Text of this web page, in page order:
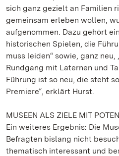
sich ganz gezielt an Familien
gemeinsam erleben wollen,
aufgenommen. Dazu gehört
historischen Spielen, die
muss leiden“ sowie, ganz neu,
Rundgang mit Laternen und
Führung ist so neu, die steht
Premiere“, erklärt Hurst.
MUSEEN ALS ZIELE MIT
Ein weiteres Ergebnis: Die
Befragten bislang nicht
thematisch interessant und